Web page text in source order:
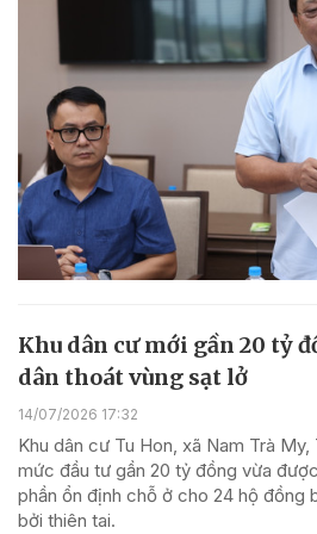
Khu dân cư mới gần 20 tỷ
dân thoát vùng sạt lở
14/07/2026 17:32
Khu dân cư Tu Hon, xã Nam Trà
mức đầu tư gần 20 tỷ đồng vừa
phần ổn định chỗ ở cho 24 hộ đồng
bởi thiên tai.